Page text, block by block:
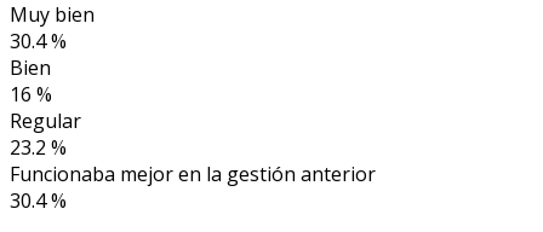
Muy bien
30.4 %
Bien
16 %
Regular
23.2 %
Funcionaba mejor en la gestión anterior
30.4 %